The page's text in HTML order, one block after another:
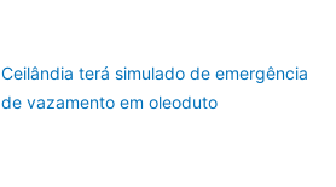
Ceilândia terá simulado de emergência
de vazamento em oleoduto